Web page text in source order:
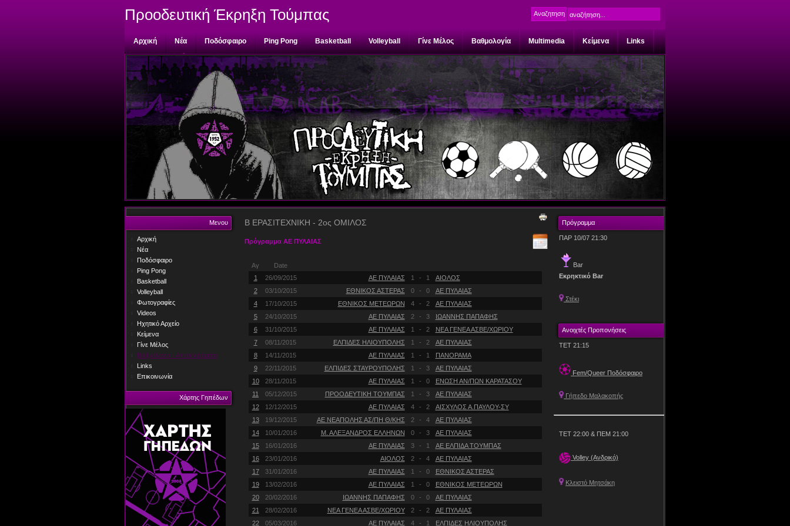
Προοδευτική Έκρηξη Τούμπας
Αρχική Νέα Ποδόσφαιρο Ping Pong Basketball Volleyball Γίνε Μέλος Βαθμολογία Multimedia Κείμενα Links
Επικοινωνία
Μενου
Αρχική
Νέα
Ποδόσφαιρο
Ping Pong
Basketball
Volleyball
Φωτογραφίες
Videos
Ηχητικό Αρχείο
Κείμενα
Γίνε Μέλος
Βαθμολογία - Αποτελέσματα
Links
Επικοινωνία
Χάρτης Γηπέδων
Β ΕΡΑΣΙΤΕΧΝΙΚΗ - 2ος ΟΜΙΛΟΣ
Πρόγραμμα ΑΕ ΠΥΛΑΙΑΣ
Αγ
Date
1
26/09/2015 ΑΕ ΠΥΛΑΙΑΣ 1 - 1
ΑΙΟΛΟΣ
2
03/10/2015 ΕΘΝΙΚΟΣ ΑΣΤΕΡΑΣ 0 - 0
ΑΕ ΠΥΛΑΙΑΣ
4
17/10/2015 ΕΘΝΙΚΟΣ ΜΕΤΕΩΡΩΝ 4 - 2
ΑΕ ΠΥΛΑΙΑΣ
5
24/10/2015 ΑΕ ΠΥΛΑΙΑΣ 2 - 3
ΙΩΑΝΝΗΣ ΠΑΠΑΦΗΣ
6
31/10/2015 ΑΕ ΠΥΛΑΙΑΣ 1 - 2
ΝΕΑ ΓΕΝΕΑ ΑΣΒΕ/ΧΩΡΙΟΥ
7
08/11/2015 ΕΛΠΙΔΕΣ ΗΛΙΟΥΠΟΛΗΣ 1 - 2
ΑΕ ΠΥΛΑΙΑΣ
8
14/11/2015 ΑΕ ΠΥΛΑΙΑΣ 1 - 1
ΠΑΝΟΡΑΜΑ
9
22/11/2015 ΕΛΠΙΔΕΣ ΣΤΑΥΡΟΥΠΟΛΗΣ 1 - 3
ΑΕ ΠΥΛΑΙΑΣ
10
28/11/2015 ΑΕ ΠΥΛΑΙΑΣ 1 - 0
ΕΝΩΣΗ ΑΝ/ΠΩΝ ΚΑΡΑΤΑΣΟΥ
11
05/12/2015 ΠΡΟΟΔΕΥΤΙΚΗ ΤΟΥΜΠΑΣ 1 - 3
ΑΕ ΠΥΛΑΙΑΣ
12
12/12/2015 ΑΕ ΠΥΛΑΙΑΣ 4 - 2
ΑΙΣΧΥΛΟΣ Α.ΠΑΥΛΟΥ-ΣΥ
13
19/12/2015 ΑΕ ΝΕΑΠΟΛΗΣ ΑΣ/ΠΗ Θ/ΚΗΣ 2 - 4
ΑΕ ΠΥΛΑΙΑΣ
14
10/01/2016 Μ. ΑΛΕΞΑΝΔΡΟΣ ΕΛΛΗΝΩΝ 0 - 3
ΑΕ ΠΥΛΑΙΑΣ
15
16/01/2016 ΑΕ ΠΥΛΑΙΑΣ 3 - 1
ΑΕ ΕΛΠΙΔΑ ΤΟΥΜΠΑΣ
16
23/01/2016 ΑΙΟΛΟΣ 2 - 4
ΑΕ ΠΥΛΑΙΑΣ
17
31/01/2016 ΑΕ ΠΥΛΑΙΑΣ 1 - 0
ΕΘΝΙΚΟΣ ΑΣΤΕΡΑΣ
19
13/02/2016 ΑΕ ΠΥΛΑΙΑΣ 1 - 0
ΕΘΝΙΚΟΣ ΜΕΤΕΩΡΩΝ
20
20/02/2016 ΙΩΑΝΝΗΣ ΠΑΠΑΦΗΣ 0 - 0
ΑΕ ΠΥΛΑΙΑΣ
21
28/02/2016 ΝΕΑ ΓΕΝΕΑ ΑΣΒΕ/ΧΩΡΙΟΥ 2 - 2
ΑΕ ΠΥΛΑΙΑΣ
22
05/03/2016 ΑΕ ΠΥΛΑΙΑΣ 4 - 1
ΕΛΠΙΔΕΣ ΗΛΙΟΥΠΟΛΗΣ
Πρόγραμμα
ΠΑΡ 10/07 21:30
Bar
Εκρηκτικό Bar
Στέκι
Ανοιχτές Προπονήσεις
ΤΕΤ 21:15
Fem/Queer Ποδόσφαιρο
Γήπεδο Μαλακοπής
ΤΕΤ 22:00 & ΠΕΜ 21:00
Volley (Ανδρικό)
Κλειστό Μητσάκη